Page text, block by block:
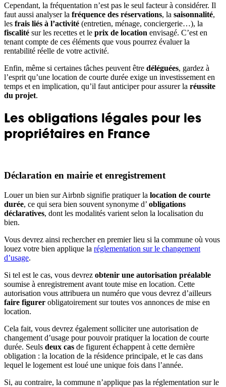
Cependant, la fréquentation n’est pas le seul facteur à considérer. Il
faut aussi analyser la fréquence des réservations, la saisonnalité,
les frais liés à l’activité (entretien, ménage, conciergerie…), la
fiscalité sur les recettes et le prix de location envisagé. C’est en
tenant compte de ces éléments que vous pourrez évaluer la
rentabilité réelle de votre activité.
Enfin, même si certaines tâches peuvent être déléguées, gardez à
l’esprit qu’une location de courte durée exige un investissement en
temps et en implication, qu’il faut anticiper pour assurer la réussite
du projet.
Les obligations légales pour les
propriétaires en France
Déclaration en mairie et enregistrement
Louer un bien sur Airbnb signifie pratiquer la location de courte
durée, ce qui sera bien souvent synonyme d’ obligations
déclaratives, dont les modalités varient selon la localisation du
bien.
Vous devrez ainsi rechercher en premier lieu si la commune où vous
louez votre bien applique la réglementation sur le changement
d’usage.
Si tel est le cas, vous devrez obtenir une autorisation préalable
soumise à enregistrement avant toute mise en location. Cette
autorisation vous attribuera un numéro que vous devrez d’ailleurs
faire figurer obligatoirement sur toutes vos annonces de mise en
location.
Cela fait, vous devrez également solliciter une autorisation de
changement d’usage pour pouvoir pratiquer la location de courte
durée. Seuls deux cas de figurent échappent à cette dernière
obligation : la location de la résidence principale, et le cas dans
lequel le logement est loué une unique fois dans l’année.
Si, au contraire, la commune n’applique pas la réglementation sur le